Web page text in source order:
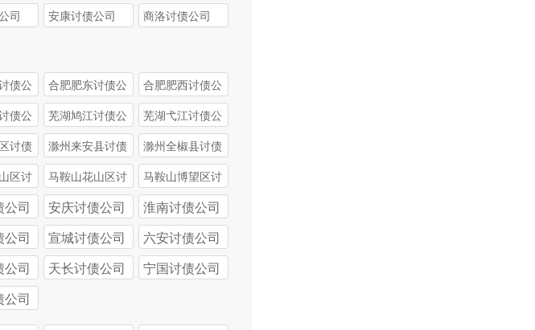
司 安康讨债公司 商洛讨债公司
债公
合肥肥东讨债公
司
合肥肥西讨债公
司
债公
芜湖鸠江讨债公
司
芜湖弋江讨债公
司
讨债
滁州来安县讨债
公司
滁州全椒县讨债
公司
区讨
马鞍山花山区讨
债公司
马鞍山博望区讨
债公司
公司 安庆讨债公司 淮南讨债公司
公司 宣城讨债公司 六安讨债公司
公司 天长讨债公司 宁国讨债公司
公司